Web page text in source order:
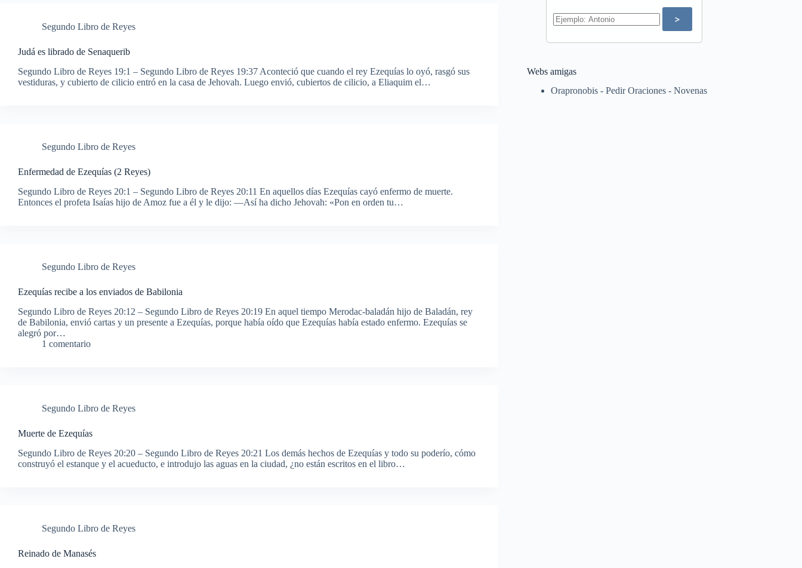
Segundo Libro de Reyes
Judá es librado de Senaquerib
Segundo Libro de Reyes 19:1 – Segundo Libro de Reyes 19:37 Aconteció que cuando el rey Ezequías lo oyó, rasgó sus
vestiduras, y cubierto de cilicio entró en la casa de Jehovah. Luego envió, cubiertos de cilicio, a Eliaquim el…
Segundo Libro de Reyes
Enfermedad de Ezequías (2 Reyes)
Segundo Libro de Reyes 20:1 – Segundo Libro de Reyes 20:11 En aquellos días Ezequías cayó enfermo de muerte.
Entonces el profeta Isaías hijo de Amoz fue a él y le dijo: —Así ha dicho Jehovah: «Pon en orden tu…
Segundo Libro de Reyes
Ezequías recibe a los enviados de Babilonia
Segundo Libro de Reyes 20:12 – Segundo Libro de Reyes 20:19 En aquel tiempo Merodac-baladán hijo de Baladán, rey
de Babilonia, envió cartas y un presente a Ezequías, porque había oído que Ezequías había estado enfermo. Ezequías se
alegró por…
1 comentario
Segundo Libro de Reyes
Muerte de Ezequías
Segundo Libro de Reyes 20:20 – Segundo Libro de Reyes 20:21 Los demás hechos de Ezequías y todo su poderío, cómo
construyó el estanque y el acueducto, e introdujo las aguas en la ciudad, ¿no están escritos en el libro…
Segundo Libro de Reyes
Reinado de Manasés
Webs amigas
Orapronobis - Pedir Oraciones - Novenas